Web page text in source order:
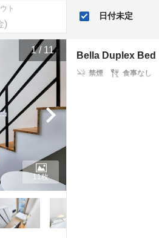
ト
日付未定
1/ 11
11枚
Bella Duplex Bed
禁煙 食事なし